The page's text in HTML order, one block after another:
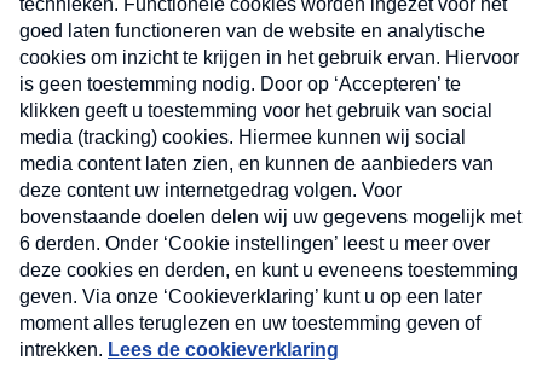
Verzend
Nieuwsbrief
Neem hier een gratis abonnement op onze
nieuwsbrief. Elke vrijdag- en dinsdagochtend in uw